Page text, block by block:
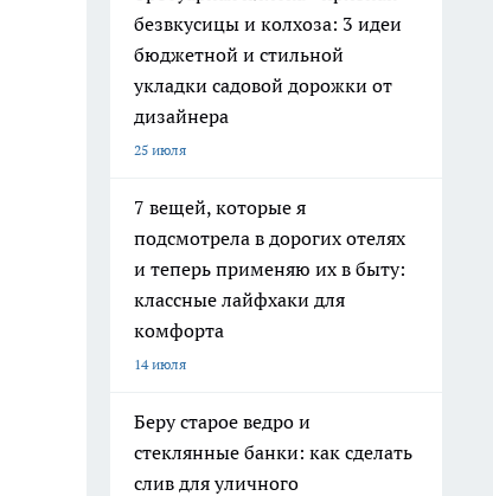
безвкусицы и колхоза: 3 идеи
бюджетной и стильной
укладки садовой дорожки от
дизайнера
25 июля
7 вещей, которые я
подсмотрела в дорогих отелях
и теперь применяю их в быту:
классные лайфхаки для
комфорта
14 июля
Беру старое ведро и
стеклянные банки: как сделать
слив для уличного